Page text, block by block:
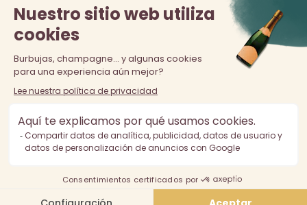
La venta de alcohol está prohibida a los menores de 18 años.
El consumo excesivo de alcohol es perjudicial para la salud,